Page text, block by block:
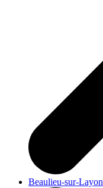
Beaulieu-sur-Layon